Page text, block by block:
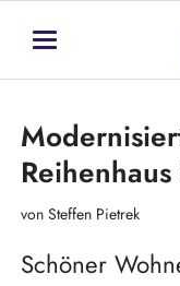
von Steffen Pietrek
Schöner